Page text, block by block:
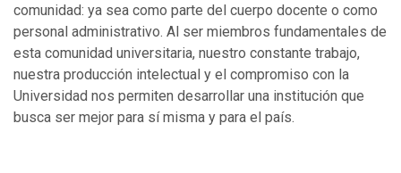
comunidad: ya sea como parte del cuerpo docente o como
personal administrativo. Al ser miembros fundamentales de
esta comunidad universitaria, nuestro constante trabajo,
nuestra producción intelectual y el compromiso con la
Universidad nos permiten desarrollar una institución que
busca ser mejor para sí misma y para el país.